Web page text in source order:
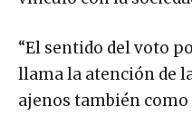
“El sentido del voto
llama la atención de
ajenos también